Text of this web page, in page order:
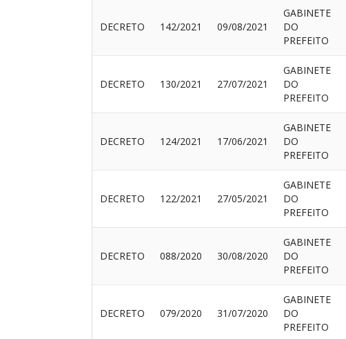
DECRETO 142/2021 09/08/2021
GABINETE
DO
PREFEITO
DECRETO 130/2021 27/07/2021
GABINETE
DO
PREFEITO
DECRETO 124/2021 17/06/2021
GABINETE
DO
PREFEITO
DECRETO 122/2021 27/05/2021
GABINETE
DO
PREFEITO
DECRETO 088/2020 30/08/2020
GABINETE
DO
PREFEITO
DECRETO 079/2020 31/07/2020
GABINETE
DO
PREFEITO